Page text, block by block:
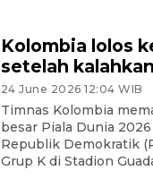
Kolombia lolos
setelah
24 June 2026 12:04 WIB
Timnas Kolombia
besar Piala Dunia
Republik Demokratik
Grup K di Stadion